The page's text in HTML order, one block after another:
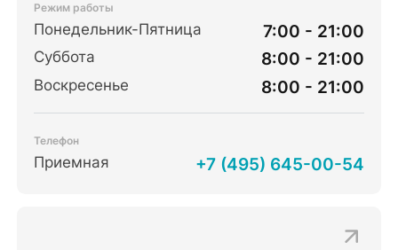
Режим работы
Понедельник-Пятница 7:00 - 21:00
Суббота 8:00 - 21:00
Воскресенье 8:00 - 21:00
Телефон
Приемная +7 (495) 645-00-54